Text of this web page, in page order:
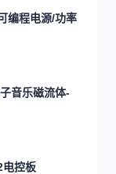
编程电源/功率
音乐磁流体-
电控板